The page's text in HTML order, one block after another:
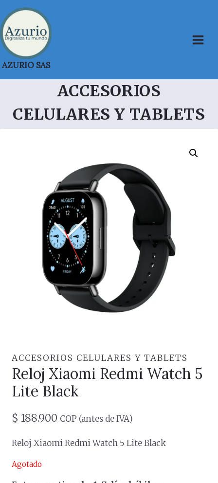
Saltar
al
contenido
AZURIO SAS
ACCESORIOS
CELULARES Y TABLETS
ACCESORIOS CELULARES Y TABLETS
Reloj Xiaomi Redmi Watch 5
Lite Black
$ 188.900 COP (antes de IVA)
Reloj Xiaomi Redmi Watch 5 Lite Black
Agotado